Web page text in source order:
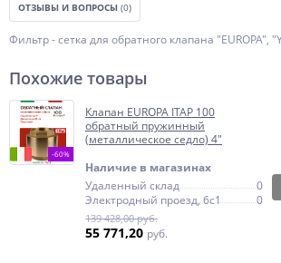
ОТЗЫВЫ И ВОПРОСЫ (0)
Фильтр - сетка для обратного клапана "EUROPA",
Похожие товары
-60%
Клапан EUROPA ITAP 100
обратный пружинный
(металлическое седло) 4"
Наличие в магазинах
Удаленный склад
0
Электродный проезд, 6с1
0
139 428,00 руб.
55 771,20 руб.